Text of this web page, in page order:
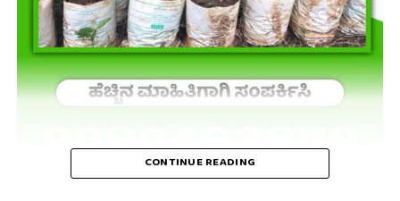
CONTINUE READING